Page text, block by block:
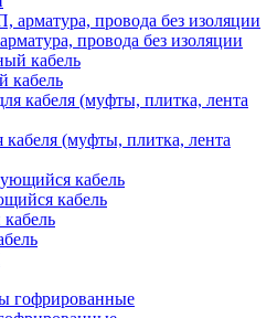
провода без изоляции
кабель
кабеля (муфты, плитка, лента
кабель